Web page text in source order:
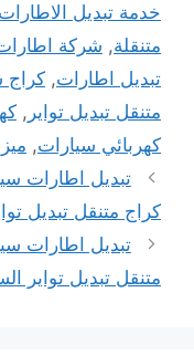
خدمة تبديل
متنقلة, شركة
تبديل اطارات, كراج
متنقل تبديل تواير ,
كهربائي سيارات,
كراج متنقل تبديل
متنقل تبديل تواير